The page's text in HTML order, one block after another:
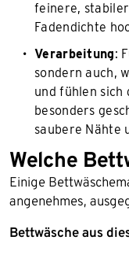
feinere,
Fadendichte
Verarbeitung:
sondern auch,
und fühlen sich
besonders
saubere Nähte
Welche
Einige
angenehmes,
Bettwäsche aus